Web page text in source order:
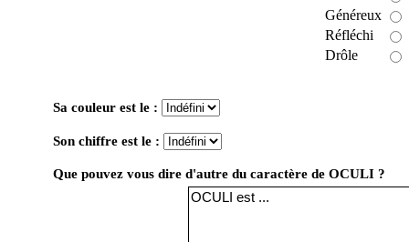
Généreux
Réfléchi
Drôle
Sa couleur est le :
Son chiffre est le :
Que pouvez vous dire d'autre du caractère de OCULI ?